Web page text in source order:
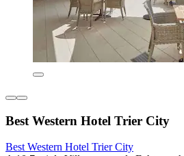
Best Western Hotel Trier City
Best Western Hotel Trier City